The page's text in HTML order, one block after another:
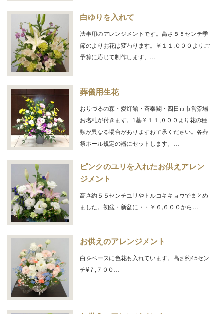
白ゆりを入れて
法事用のアレンジメントです。高さ５５センチ季
節のよりお花は変わります。￥１１,０００よりご
予算に応じて制作します。…
葬儀用生花
おりづるの森・愛灯館・斉奉閣・四日市市営斎場
お名札が付きます。1基￥１１,０００より花の種
類が異なる場合がありますお了承ください。各葬
祭ホール規定の器にセットします。…
ピンクのユリを入れたお供えアレン
ジメント
高さ約５５センチユリやトルコキキョウでまとめ
ました。初盆・新盆に・・￥６,６００から…
お供えのアレンジメント
白をベースに色花も入れています。高さ約45セン
チ¥７,７００…